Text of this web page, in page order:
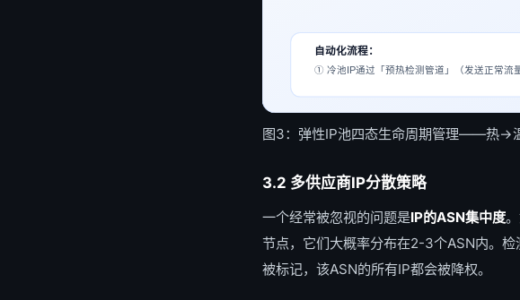
自动化流程：
① 冷池IP通过「预热检测管道」（发送正常
图3：弹性IP池四态生命周期管理——热→
3.2 多供应商IP分散策略
一个经常被忽视的问题是IP的ASN集中度
节点，它们大概率分布在2-3个ASN内。检
被标记，该ASN的所有IP都会被降权。